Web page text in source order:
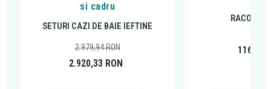
si cadru
SETURI CAZI DE BAIE IEFTINE
2.920,33 RON
2.979,94RON 116,99